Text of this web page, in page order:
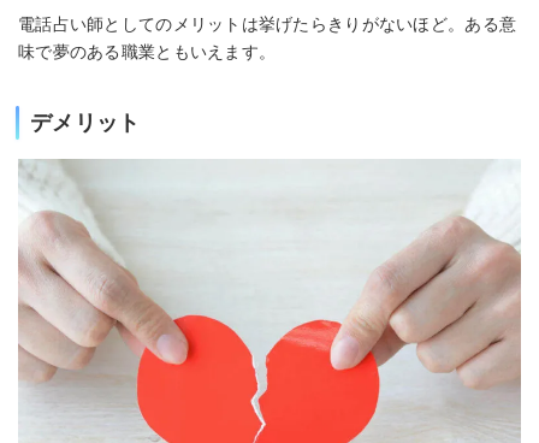
電話占い師としてのメリットは挙げたらきりがないほど。ある意
味で夢のある職業ともいえます。
デメリット